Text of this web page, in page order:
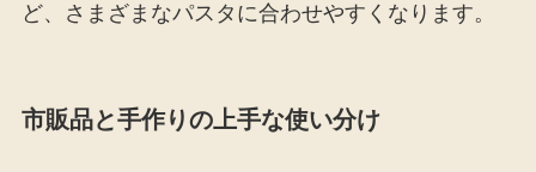
ど、さまざまなパスタに合わせやすくなります。
市販品と手作りの上手な使い分け